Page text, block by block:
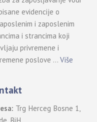
evidencije o
i zaposlenim
i strancima koji
privremene i
poslove …Više
Trg Herceg Bosne 1,
BiH